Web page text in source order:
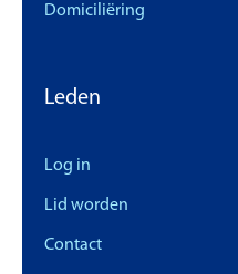
Domiciliëring
Leden
Log in
Lid worden
Contact